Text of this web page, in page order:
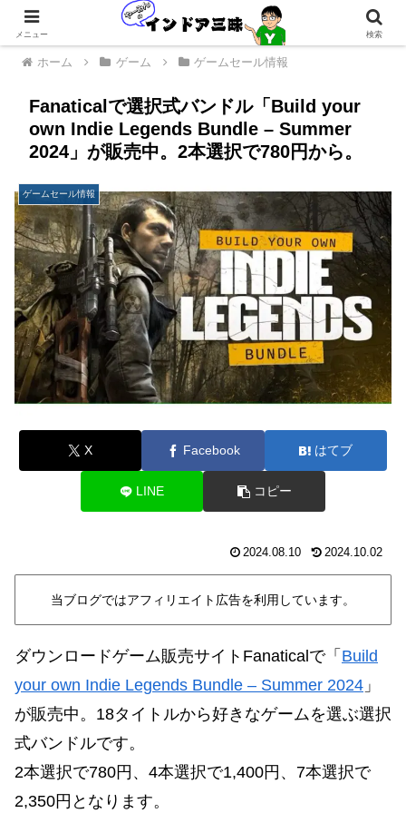
ホーム ゲーム ゲームセール情報
Fanaticalで選択式バンドル「Build your
own Indie Legends Bundle – Summer
2024」が販売中。2本選択で780円から。
ゲームセール情報
X Facebook はてブ
LINE コピー
2024.08.10 2024.10.02
当ブログではアフィリエイト広告を利用しています。
ダウンロードゲーム販売サイトFanaticalで「 Build
your own Indie Legends Bundle – Summer 2024 」
が販売中。18タイトルから好きなゲームを選ぶ選択
式バンドルです。
2本選択で780円、 4本選択で1,400円、7本選択で
2,350円 となります。
メニュー 検索